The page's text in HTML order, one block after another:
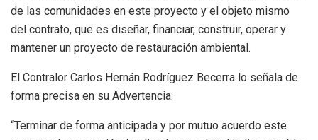
de las comunidades en este proyecto y el objeto mismo
del contrato, que es diseñar, financiar, construir, operar y
mantener un proyecto de restauración ambiental.
El Contralor Carlos Hernán Rodríguez Becerra lo señala de
forma precisa en su Advertencia:
“Terminar de forma anticipada y por mutuo acuerdo este